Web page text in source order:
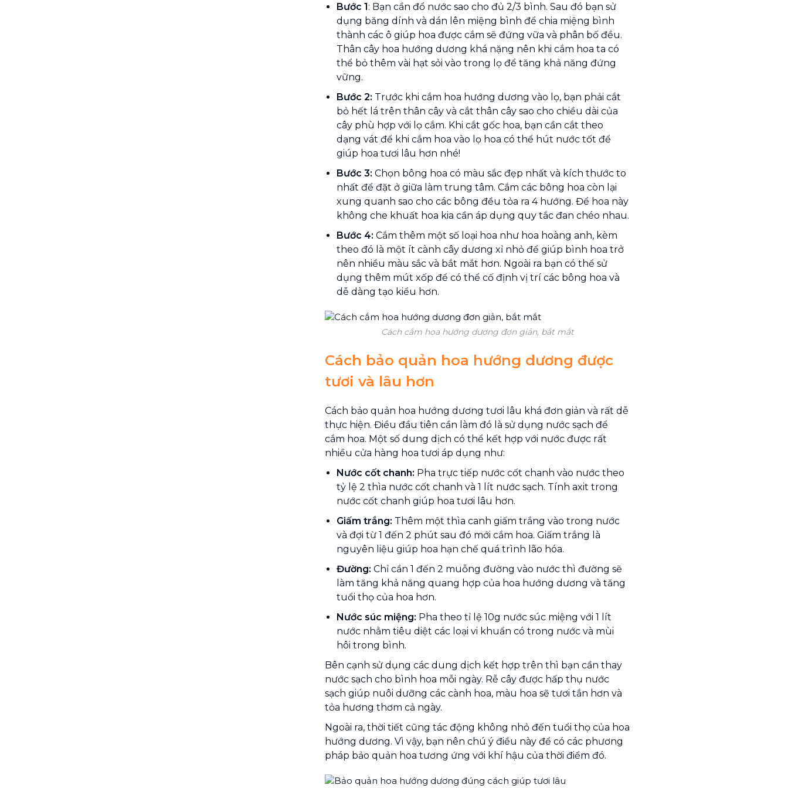
Bước 1: Bạn cần đổ nước sao cho đủ 2/3 bình. Sau đó bạn sử
dụng băng dính và dán lên miệng bình để chia miệng bình
thành các ô giúp hoa được cắm sẽ đứng vữa và phân bố đều.
Thân cây hoa hướng dương khá nặng nên khi cắm hoa ta có
thể bỏ thêm vài hạt sỏi vào trong lọ để tăng khả năng đứng
vững.
Bước 2: Trước khi cắm hoa hướng dương vào lọ, bạn phải cắt
bỏ hết lá trên thân cây và cắt thân cây sao cho chiều dài của
cây phù hợp với lọ cắm. Khi cắt gốc hoa, bạn cần cắt theo
dạng vát để khi cắm hoa vào lọ hoa có thể hút nước tốt để
giúp hoa tươi lâu hơn nhé!
Bước 3: Chọn bông hoa có màu sắc đẹp nhất và kích thước to
nhất để đặt ở giữa làm trung tâm. Cắm các bông hoa còn lại
xung quanh sao cho các bông đều tỏa ra 4 hướng. Để hoa này
không che khuất hoa kia cần áp dụng quy tắc đan chéo nhau.
Bước 4: Cắm thêm một số loại hoa như hoa hoàng anh, kèm
theo đó là một ít cành cây dương xỉ nhỏ để giúp bình hoa trở
nên nhiều màu sắc và bắt mắt hơn. Ngoài ra bạn có thể sử
dụng thêm mút xốp để có thể cố định vị trí các bông hoa và
dễ dàng tạo kiểu hơn.
Cách cắm hoa hướng dương đơn giản, bắt mắt
Cách bảo quản hoa hướng dương được
tươi và lâu hơn
Cách bảo quản hoa hướng dương tươi lâu khá đơn giản và rất dễ
thực hiện. Điều đầu tiên cần làm đó là sử dụng nước sạch để
cắm hoa. Một số dung dịch có thể kết hợp với nước được rất
nhiều cửa hàng hoa tươi áp dụng như:
Nước cốt chanh: Pha trực tiếp nước cốt chanh vào nước theo
tỷ lệ 2 thìa nước cốt chanh và 1 lít nước sạch. Tính axit trong
nước cốt chanh giúp hoa tươi lâu hơn.
Giấm trắng: Thêm một thìa canh giấm trắng vào trong nước
và đợi từ 1 đến 2 phút sau đó mới cắm hoa. Giấm trắng là
nguyên liệu giúp hoa hạn chế quá trình lão hóa.
Đường: Chỉ cần 1 đến 2 muỗng đường vào nước thì đường sẽ
làm tăng khả năng quang hợp của hoa hướng dương và tăng
tuổi thọ của hoa hơn.
Nước súc miệng: Pha theo tỉ lệ 10g nước súc miệng với 1 lít
nước nhằm tiêu diệt các loại vi khuẩn có trong nước và mùi
hôi trong bình.
Bên cạnh sử dụng các dung dịch kết hợp trên thì bạn cần thay
nước sạch cho bình hoa mỗi ngày. Rễ cây được hấp thụ nước
sạch giúp nuôi dưỡng các cành hoa, màu hoa sẽ tươi tắn hơn và
tỏa hương thơm cả ngày.
Ngoài ra, thời tiết cũng tác động không nhỏ đến tuổi thọ của hoa
hướng dương. Vì vậy, bạn nên chú ý điều này để có các phương
pháp bảo quản hoa tương ứng với khí hậu của thời điểm đó.